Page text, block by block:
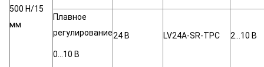
500 Н/15
мм
Плавное
регулирование
0…10 В
24 В LV24A-SR-TPC 2…10 B